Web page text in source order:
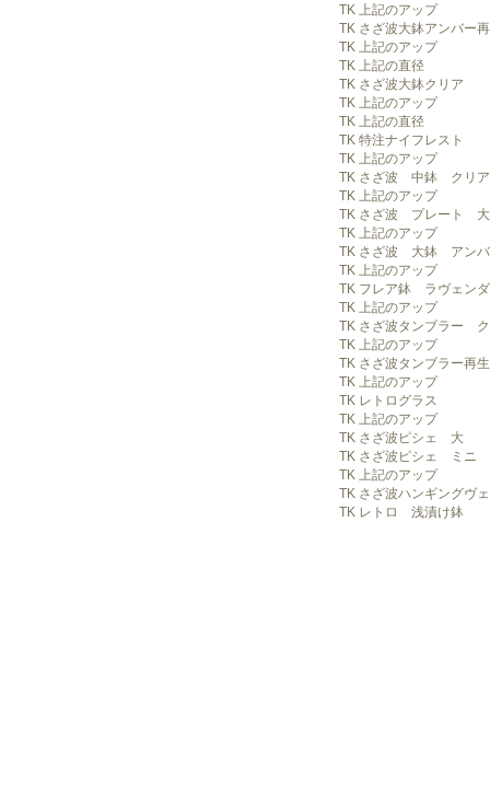
TK 上記のアップ
TK さざ波大鉢アンバー
TK 上記のアップ
TK 上記の直径
TK さざ波大鉢クリア
TK 上記のアップ
TK 上記の直径
TK 特注ナイフレスト
TK 上記のアップ
TK さざ波 中鉢 クリア
TK 上記のアップ
TK さざ波 プレート 大
TK 上記のアップ
TK さざ波 大鉢 アン
TK 上記のアップ
TK フレア鉢 ラヴェン
TK 上記のアップ
TK さざ波タンブラー
TK 上記のアップ
TK さざ波タンブラー再生
TK 上記のアップ
TK レトログラス
TK 上記のアップ
TK さざ波ピシェ 大
TK さざ波ピシェ ミニ
TK 上記のアップ
TK さざ波ハンギングヴ
TK レトロ 浅漬け鉢